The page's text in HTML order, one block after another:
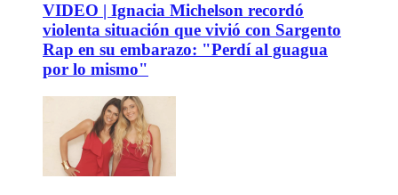
VIDEO | Ignacia Michelson recordó
violenta situación que vivió con Sargento
Rap en su embarazo: "Perdí al guagua
por lo mismo"